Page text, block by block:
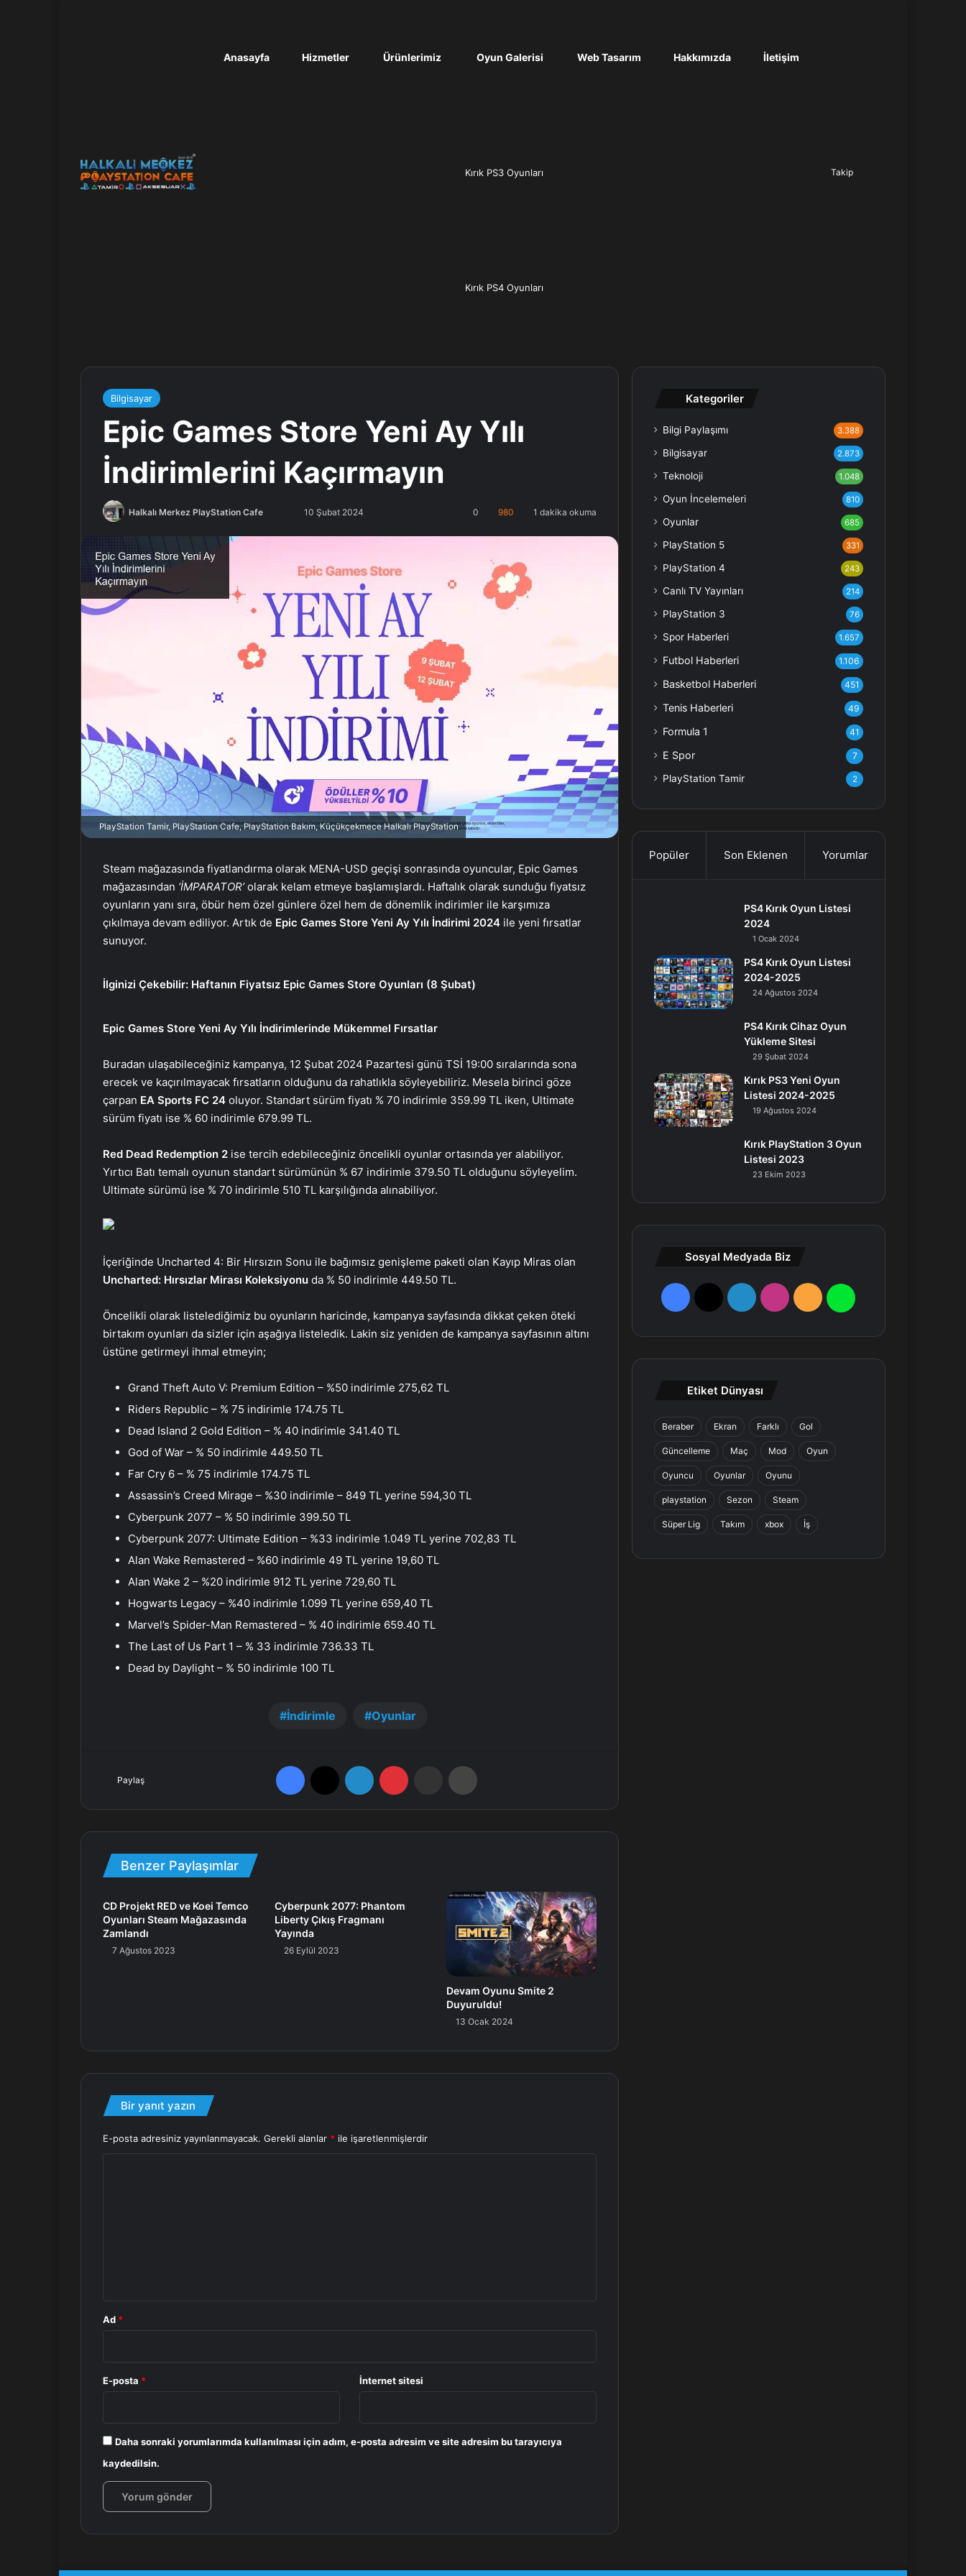
Anasayfa Hizmetler Ürünlerimiz Oyun Galerisi
Kırık PS3 Oyunları
Kırık PS4 Oyunları
Web Tasarım Hakkımızda İletişim
Takip
Bilgisayar
Epic Games Store Yeni Ay Yılı
İndirimlerini Kaçırmayın
Halkalı Merkez PlayStation Cafe
w
o
n
p
o
n
e
m
e
k
10 Şubat 2024 0 980 1 dakika okuma
PlayStation Tamir, PlayStation Cafe, PlayStation Bakım, Küçükçekmece Halkalı PlayStation
Steam mağazasında fiyatlandırma olarak MENA-USD geçişi sonrasında oyuncular, Epic Games
mağazasından ‘İMPARATOR’olarak kelam etmeye başlamışlardı. Haftalık olarak sunduğu fiyatsız
oyunların yanı sıra, öbür hem özel günlere özel hem de dönemlik indirimler ile karşımıza
çıkılmaya devam ediliyor. Artık de Epic Games Store Yeni Ay Yılı İndirimi 2024 ile yeni fırsatlar
sunuyor.
İlginizi Çekebilir: Haftanın Fiyatsız Epic Games Store Oyunları (8 Şubat)
Epic Games Store Yeni Ay Yılı İndirimlerinde Mükemmel Fırsatlar
Buradan ulaşabileceğiniz kampanya, 12 Şubat 2024 Pazartesi günü TSİ 19:00 sıralarında sona
erecek ve kaçırılmayacak fırsatların olduğunu da rahatlıkla söyleyebiliriz. Mesela birinci göze
çarpan EA Sports FC 24 oluyor. Standart sürüm fiyatı % 70 indirimle 359.99 TL iken, Ultimate
sürüm fiyatı ise % 60 indirimle 679.99 TL.
Red Dead Redemption 2 ise tercih edebileceğiniz öncelikli oyunlar ortasında yer alabiliyor.
Yırtıcı Batı temalı oyunun standart sürümünün % 67 indirimle 379.50 TL olduğunu söyleyelim.
Ultimate sürümü ise % 70 indirimle 510 TL karşılığında alınabiliyor.
İçeriğinde Uncharted 4: Bir Hırsızın Sonu ile bağımsız genişleme paketi olan Kayıp Miras olan
Uncharted: Hırsızlar Mirası Koleksiyonu da % 50 indirimle 449.50 TL.
Öncelikli olarak listelediğimiz bu oyunların haricinde, kampanya sayfasında dikkat çeken öteki
birtakım oyunları da sizler için aşağıya listeledik. Lakin siz yeniden de kampanya sayfasının altını
üstüne getirmeyi ihmal etmeyin;
Grand Theft Auto V: Premium Edition – %50 indirimle 275,62 TL
Riders Republic – % 75 indirimle 174.75 TL
Dead Island 2 Gold Edition – % 40 indirimle 341.40 TL
God of War – % 50 indirimle 449.50 TL
Far Cry 6 – % 75 indirimle 174.75 TL
Assassin’s Creed Mirage – %30 indirimle – 849 TL yerine 594,30 TL
Cyberpunk 2077 – % 50 indirimle 399.50 TL
Cyberpunk 2077: Ultimate Edition – %33 indirimle 1.049 TL yerine 702,83 TL
Alan Wake Remastered – %60 indirimle 49 TL yerine 19,60 TL
Alan Wake 2 – %20 indirimle 912 TL yerine 729,60 TL
Hogwarts Legacy – %40 indirimle 1.099 TL yerine 659,40 TL
Marvel’s Spider-Man Remastered – % 40 indirimle 659.40 TL
The Last of Us Part 1 – % 33 indirimle 736.33 TL
Dead by Daylight – % 50 indirimle 100 TL
İndirimle Oyunlar
Paylaş
Benzer Paylaşımlar
CD Projekt RED ve Koei Temco
Oyunları Steam Mağazasında
Zamlandı
7 Ağustos 2023
Cyberpunk 2077: Phantom
Liberty Çıkış Fragmanı
Yayında
26 Eylül 2023
Devam Oyunu Smite 2
Duyuruldu!
13 Ocak 2024
Bir yanıt yazın
E-posta adresiniz yayınlanmayacak. Gerekli alanlar * ile işaretlenmişlerdir
Ad *
E-posta * İnternet sitesi
Daha sonraki yorumlarımda kullanılması için adım, e-posta adresim ve site adresim bu tarayıcıya
kaydedilsin.
Kategoriler
Bilgi Paylaşımı 3.388
Bilgisayar 2.873
Teknoloji 1.048
Oyun İncelemeleri 810
Oyunlar 685
PlayStation 5 331
PlayStation 4 243
Canlı TV Yayınları 214
PlayStation 3 76
Spor Haberleri 1.657
Futbol Haberleri 1.106
Basketbol Haberleri 451
Tenis Haberleri 49
Formula 1 41
E Spor 7
PlayStation Tamir 2
Popüler Son Eklenen Yorumlar
PS4 Kırık Oyun Listesi
2024
1 Ocak 2024
PS4 Kırık Oyun Listesi
2024-2025
24 Ağustos 2024
PS4 Kırık Cihaz Oyun
Yükleme Sitesi
29 Şubat 2024
Kırık PS3 Yeni Oyun
Listesi 2024-2025
19 Ağustos 2024
Kırık PlayStation 3 Oyun
Listesi 2023
23 Ekim 2023
Sosyal Medyada Biz
F
e
k
X
L
n
a
m
R
W
a
Etiket Dünyası
Beraber Ekran Farklı Gol
Güncelleme Maç Mod Oyun
Oyuncu Oyunlar Oyunu
playstation Sezon Steam
Süper Lig Takım xbox İş